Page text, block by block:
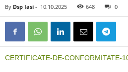
By Dsp Iasi - 10.10.2025 648 0
CERTIFICATE-DE-CONFORMITATE-